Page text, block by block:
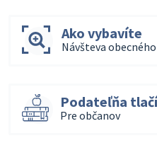
Ako vybavíte
Návšteva
Podateľňa
Pre občanov